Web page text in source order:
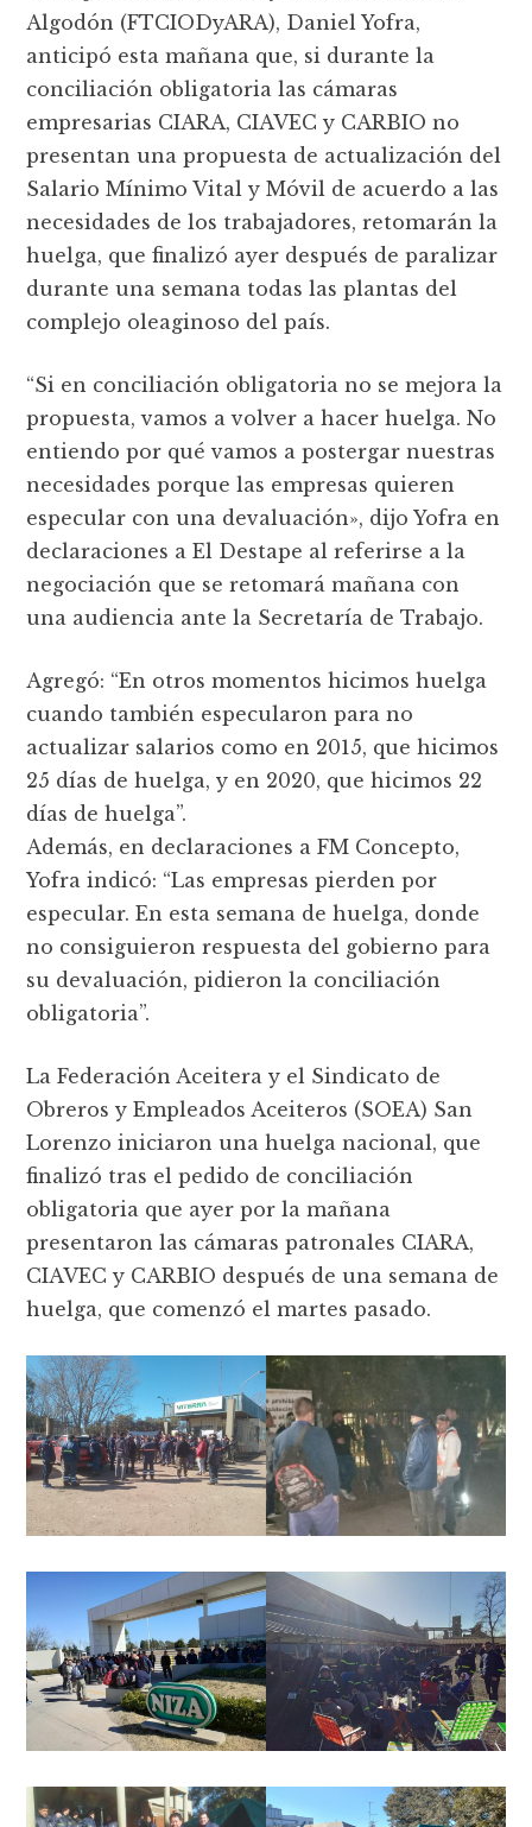
Algodón (FTCIODyARA), Daniel Yofra,
anticipó esta mañana que, si durante la
conciliación obligatoria las cámaras
empresarias CIARA, CIAVEC y CARBIO no
presentan una propuesta de actualización del
Salario Mínimo Vital y Móvil de acuerdo a las
necesidades de los trabajadores, retomarán la
huelga, que finalizó ayer después de paralizar
durante una semana todas las plantas del
complejo oleaginoso del país.
“Si en conciliación obligatoria no se mejora la
propuesta, vamos a volver a hacer huelga. No
entiendo por qué vamos a postergar nuestras
necesidades porque las empresas quieren
especular con una devaluación», dijo Yofra en
declaraciones a El Destape al referirse a la
negociación que se retomará mañana con
una audiencia ante la Secretaría de Trabajo.
Agregó: “En otros momentos hicimos huelga
cuando también especularon para no
actualizar salarios como en 2015, que hicimos
25 días de huelga, y en 2020, que hicimos 22
días de huelga”.
Además, en declaraciones a FM Concepto,
Yofra indicó: “Las empresas pierden por
especular. En esta semana de huelga, donde
no consiguieron respuesta del gobierno para
su devaluación, pidieron la conciliación
obligatoria”.
La Federación Aceitera y el Sindicato de
Obreros y Empleados Aceiteros (SOEA) San
Lorenzo iniciaron una huelga nacional, que
finalizó tras el pedido de conciliación
obligatoria que ayer por la mañana
presentaron las cámaras patronales CIARA,
CIAVEC y CARBIO después de una semana de
huelga, que comenzó el martes pasado.